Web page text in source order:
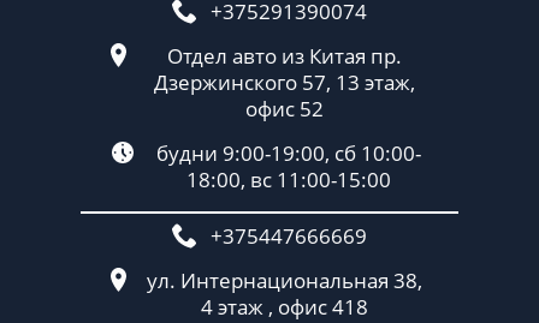
+375291390074
Отдел авто из Китая пр.
Дзержинского 57, 13 этаж,
офис 52
будни 9:00-19:00, сб 10:00-
18:00, вс 11:00-15:00
+375447666669
ул. Интернациональная 38,
4 этаж , офис 418